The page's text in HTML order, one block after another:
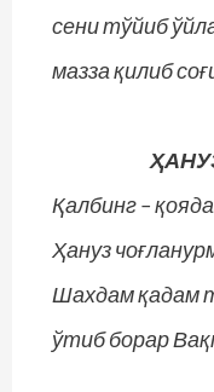
сени тўйиб
мазза қилиб
Қалбинг –
Ҳануз
Шахдам қадам
ўтиб борар